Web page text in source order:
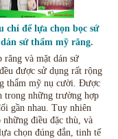
chí để lựa chọn bọc sứ
sứ thẩm mỹ răng.
răng và mặt dán sứ
được sử dụng rất rộng
thẩm mỹ nụ cười. Được
trong những trường hợp
gần nhau. Tuy nhiên
những điều đặc thù, và
chọn đúng đắn, tinh tế